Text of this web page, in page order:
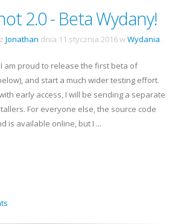
2.0 - Beta Wydany!
Jonathan dnia 11 stycznia 2016wWydania .
I am proud to release the first beta of
and start a much wider testing effort.
early access, I will be sending a separate
For everyone else, the source code
is available online, but I ...